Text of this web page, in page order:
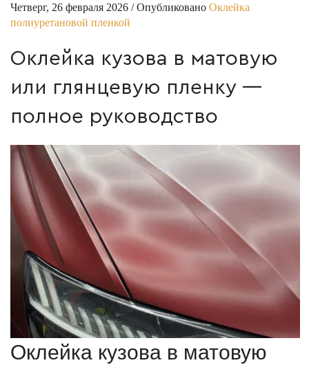
Четверг, 26 февраля 2026 /Опубликовано Оклейка
полиуретановой пленкой
Оклейка кузова в матовую
или глянцевую пленку —
полное руководство
Оклейка кузова в матовую